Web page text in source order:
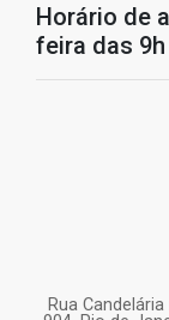
Horário de
feira das
Rua